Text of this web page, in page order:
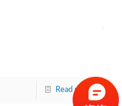
Read more